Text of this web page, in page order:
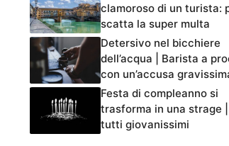
clamoroso di un turista:
scatta la super multa
Detersivo nel bicchiere
dell’acqua | Barista a
con un’accusa
Festa di compleanno si
trasforma in una strage
tutti giovanissimi